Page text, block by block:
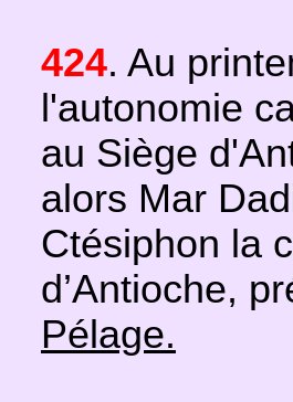
424. Au
l'autonomie
au Siège
alors Mar
Ctésiphon la
d’Antioche,
Pélage.